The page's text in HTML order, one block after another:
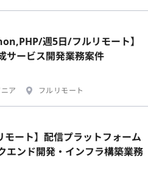
週5日/フルリモート】
サービス開発業務案件
ア
フルリモート
モート】配信プラットフォーム
エンド開発・インフラ構築業務